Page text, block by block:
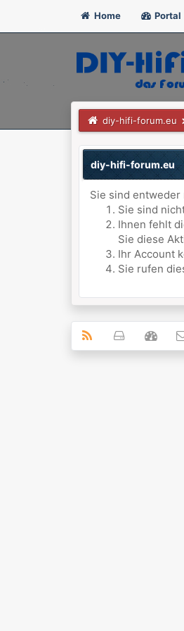
Home Portal
diy-hifi-forum.eu
diy-hifi-forum.eu
Sie sind
Sie sind
Ihnen fehlt
Sie diese
Ihr Account
Sie rufen